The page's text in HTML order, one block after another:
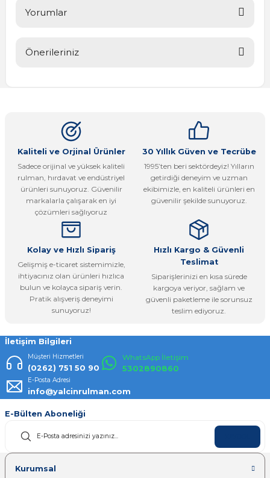
Yorumlar
Önerileriniz
Görüş ve önerileriniz için teşekkür ederiz.
Ürün resmi kalitesiz, bozuk veya görüntülenemiyor.
Ürün açıklamasında eksik bilgiler bulunuyor.
Ürün bilgilerinde hatalar bulunuyor.
Ürün fiyatı diğer sitelerden daha pahalı.
Bu ürüne benzer farklı alternatifler olmalı.
Gönder
Kaliteli ve Orjinal Ürünler
Sadece orijinal ve yüksek kaliteli
rulman, hırdavat ve endüstriyel
ürünleri sunuyoruz. Güvenilir
markalarla çalışarak en iyi
çözümleri sağlıyoruz
30 Yıllık Güven ve Tecrübe
1995’ten beri sektördeyiz! Yılların
getirdiği deneyim ve uzman
ekibimizle, en kaliteli ürünleri en
güvenilir şekilde sunuyoruz.
Kolay ve Hızlı Sipariş
Gelişmiş e-ticaret sistemimizle,
ihtiyacınız olan ürünleri hızlıca
bulun ve kolayca sipariş verin.
Pratik alışveriş deneyimi
sunuyoruz!
Hızlı Kargo & Güvenli
Teslimat
Siparişlerinizi en kısa sürede
kargoya veriyor, sağlam ve
güvenli paketleme ile sorunsuz
teslim ediyoruz.
İletişim Bilgileri
Müşteri Hizmetleri
(0262) 751 50 90
WhatsApp İletişim
5302890860
E-Posta Adresi
info@yalcinrulman.com
E-Bülten Aboneliği
Kurumsal